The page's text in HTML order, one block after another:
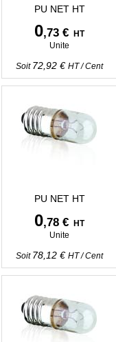
PU NET HT
0,73 €
HT
Unite
Soit 72,92 € HT/Cent
PU NET HT
0,78 €
HT
Unite
Soit 78,12 € HT/Cent